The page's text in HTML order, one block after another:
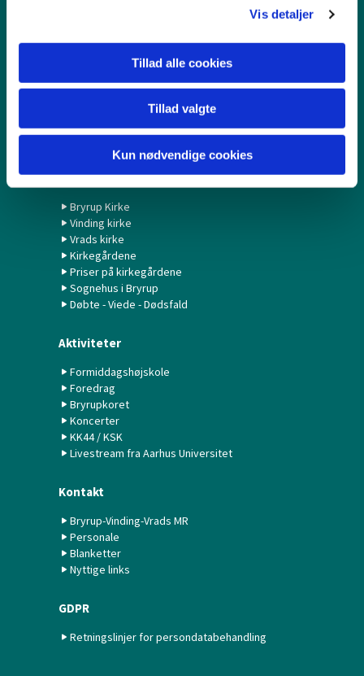
Vis detaljer
Tillad alle cookies
Tillad valgte
Kun nødvendige cookies
Kalender
Formiddagshøjskole
Sang og fortælling på Birkebo
Om kirkerne
Bryrup Kirke
Vinding kirke
Vrads kirke
Kirkegårdene
Priser på kirkegårdene
Sognehus i Bryrup
Døbte - Viede - Dødsfald
Aktiviteter
Formiddagshøjskole
Foredrag
Bryrupkoret
Koncerter
KK44 / KSK
Livestream fra Aarhus Universitet
Kontakt
Bryrup-Vinding-Vrads MR
Personale
Blanketter
Nyttige links
GDPR
Retningslinjer for persondatabehandling